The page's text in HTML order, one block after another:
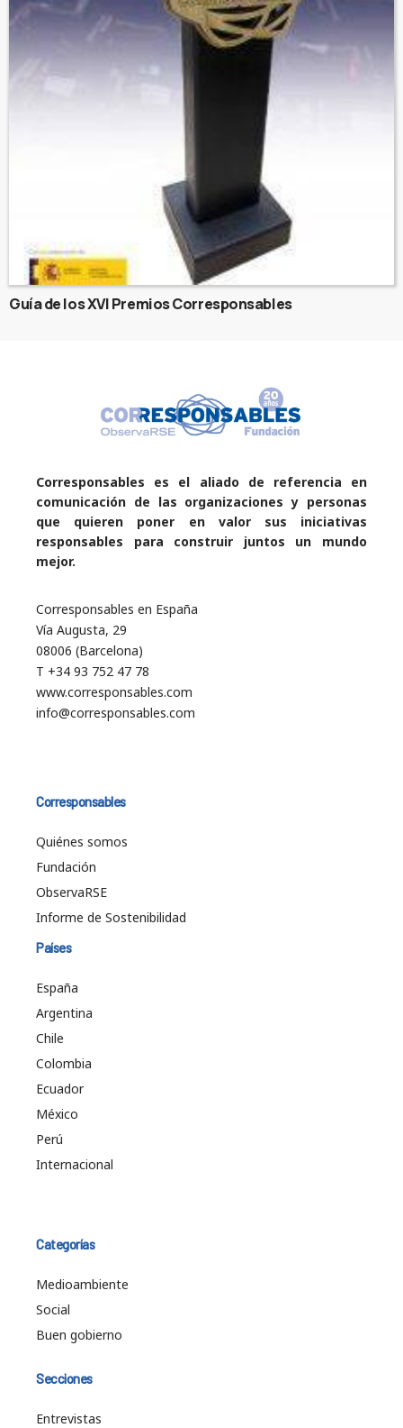
Guía de los XVI Premios Corresponsables
Corresponsables es el aliado de referencia en
comunicación de las organizaciones y personas
que quieren poner en valor sus iniciativas
responsables para construir juntos un mundo
mejor.
Corresponsables en España
Vía Augusta, 29
08006 (Barcelona)
T +34 93 752 47 78
www.corresponsables.com
info@corresponsables.com
Corresponsables
Quiénes somos
Fundación
ObservaRSE
Informe de Sostenibilidad
Países
España
Argentina
Chile
Colombia
Ecuador
México
Perú
Internacional
Categorías
Medioambiente
Social
Buen gobierno
Secciones
Entrevistas